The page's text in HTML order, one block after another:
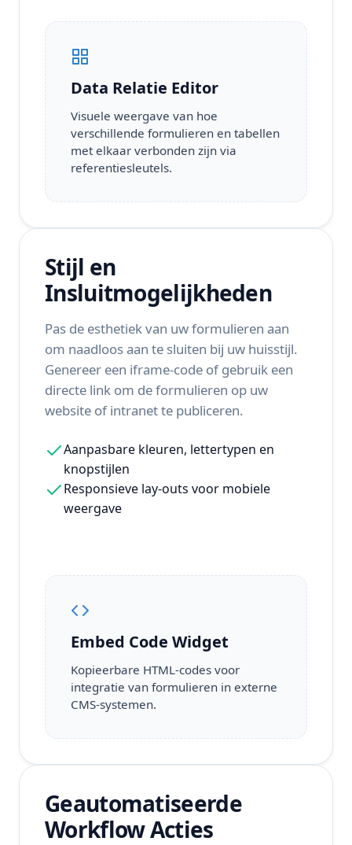
Data Relatie Editor
Visuele weergave van hoe
verschillende formulieren en tabellen
met elkaar verbonden zijn via
referentiesleutels.
Stijl en
Insluitmogelijkheden
Pas de esthetiek van uw formulieren aan
om naadloos aan te sluiten bij uw huisstijl.
Genereer een iframe-code of gebruik een
directe link om de formulieren op uw
website of intranet te publiceren.
Aanpasbare kleuren, lettertypen en
knopstijlen
Responsieve lay-outs voor mobiele
weergave
Embed Code Widget
Kopieerbare HTML-codes voor
integratie van formulieren in externe
CMS-systemen.
Geautomatiseerde
Workflow Acties